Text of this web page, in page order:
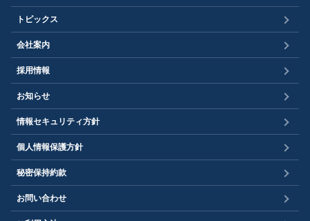
トピックス
会社案内
採用情報
お知らせ
情報セキュリティ方針
個人情報保護方針
秘密保持約款
お問い合わせ